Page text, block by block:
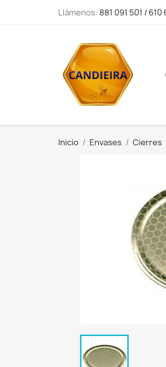
Llámenos: 881 091 501 /
Inicio Envases Cierres